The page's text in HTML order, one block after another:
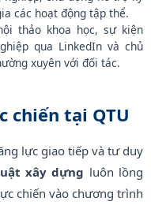
các hoạt động tập thể.
thảo khoa học, sự kiện
qua LinkedIn và chủ
xuyên với đối tác.
chiến tại QTU
lực giao tiếp và tư duy
xây dựng luôn lồng
chiến vào chương trình